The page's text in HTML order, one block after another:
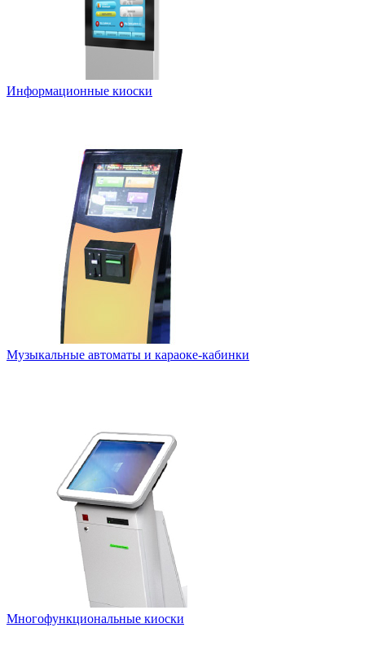
Информационные киоски
Музыкальные автоматы и караоке-кабинки
Многофункциональные киоски